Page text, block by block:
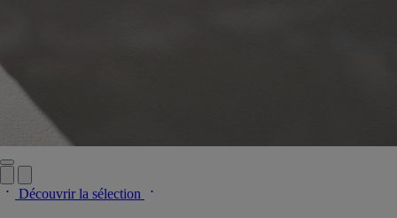
Découvrir la sélection